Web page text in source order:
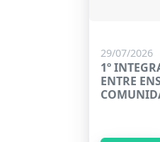
29/07/2026
1º
ENTRE